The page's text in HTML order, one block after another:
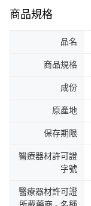
商品規格
品名
商品規格
成份
原產地
保存期限
醫療器材許可證
字號
醫療器材許可證